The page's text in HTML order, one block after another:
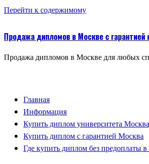
Перейти к содержимому
Продажа дипломов в Москве с гарантией
Продажа дипломов в Москве для любых
Главная
Информация
Купить диплом университета Москва
Купить диплом с гарантией Москва
Где купить диплом без предоплаты